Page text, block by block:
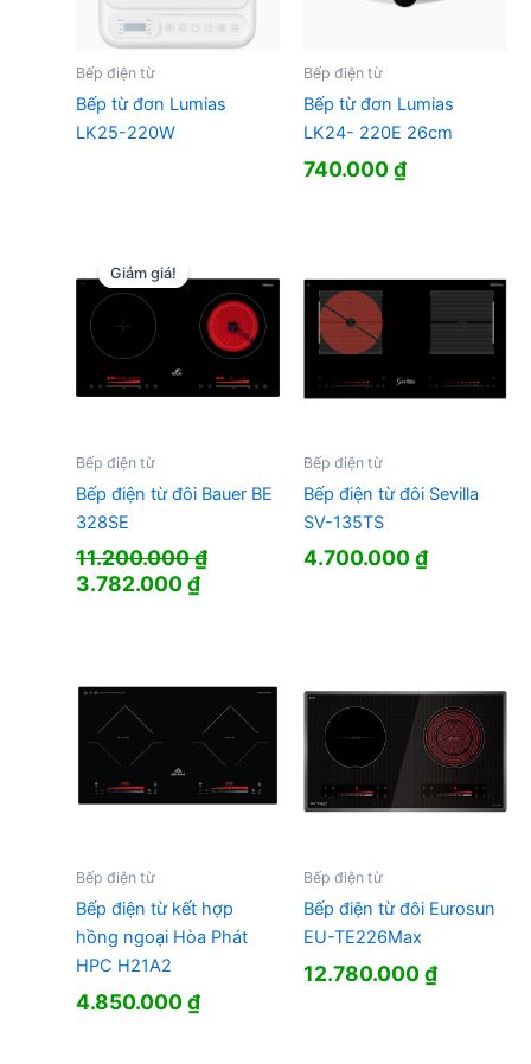
Bếp điện từ
Bếp từ đơn Lumias
LK25-220W
Bếp điện từ
Bếp từ đơn Lumias
LK24- 220E 26cm
740.000₫
Giảm giá!
Giảm giá!
Bếp điện từ
Bếp điện từ đôi Bauer BE
328SE
11.200.000₫
Giá
3.782.000₫Giá
3.782.000 ₫.
Bếp điện từ
Bếp điện từ đôi Sevilla
SV-135TS
4.700.000₫
Bếp điện từ
Bếp điện từ kết hợp
hồng ngoại Hòa Phát
HPC H21A2
4.850.000₫
Bếp điện từ
Bếp điện từ đôi Eurosun
EU-TE226Max
12.780.000₫